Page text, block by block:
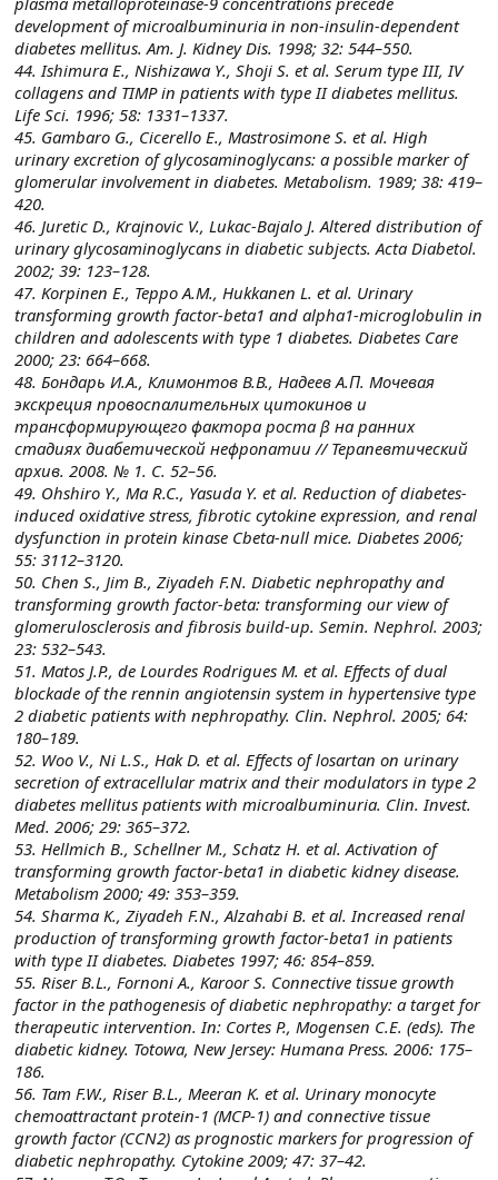
development of microalbuminuria in non-insulin-dependent
diabetes mellitus. Am. J. Kidney Dis. 1998; 32: 544–550.
44. Ishimura E., Nishizawa Y., Shoji S. et al. Serum type III, IV
collagens and TIMP in patients with type II diabetes mellitus.
Life Sci. 1996; 58: 1331–1337.
45. Gambaro G., Cicerello E., Mastrosimone S. et al. High
urinary excretion of glycosaminoglycans: a possible marker of
glomerular involvement in diabetes. Metabolism. 1989; 38: 419–
420.
46. Juretic D., Krajnovic V., Lukac-Bajalo J. Altered distribution of
urinary glycosaminoglycans in diabetic subjects. Acta Diabetol.
2002; 39: 123–128.
47. Korpinen E., Teppo A.M., Hukkanen L. et al. Urinary
transforming growth factor-beta1 and alpha1-microglobulin in
children and adolescents with type 1 diabetes. Diabetes Care
2000; 23: 664–668.
48. Бондарь И.А., Климонтов В.В., Надeев А.П. Мочевая
экскреция провоспалительных цитокинов и
трансформирующего фактора роста β на ранних
стадиях диабетической нефропатии // Терапевтический
архив. 2008. № 1. С. 52–56.
49. Ohshiro Y., Ma R.C., Yasuda Y. et al. Reduction of diabetes-
induced oxidative stress, fibrotic cytokine expression, and renal
dysfunction in protein kinase Cbeta-null mice. Diabetes 2006;
55: 3112–3120.
50. Chen S., Jim B., Ziyadeh F.N. Diabetic nephropathy and
transforming growth factor-beta: transforming our view of
glomerulosclerosis and fibrosis build-up. Semin. Nephrol. 2003;
23: 532–543.
51. Matos J.P., de Lourdes Rodrigues M. et al. Effects of dual
blockade of the rennin angiotensin system in hypertensive type
2 diabetic patients with nephropathy. Clin. Nephrol. 2005; 64:
180–189.
52. Woo V., Ni L.S., Hak D. et al. Effects of losartan on urinary
secretion of extracellular matrix and their modulators in type 2
diabetes mellitus patients with microalbuminuria. Clin. Invest.
Med. 2006; 29: 365–372.
53. Hellmich B., Schellner M., Schatz H. et al. Activation of
transforming growth factor-beta1 in diabetic kidney disease.
Metabolism 2000; 49: 353–359.
54. Sharma K., Ziyadeh F.N., Alzahabi B. et al. Increased renal
production of transforming growth factor-beta1 in patients
with type II diabetes. Diabetes 1997; 46: 854–859.
55. Riser B.L., Fornoni A., Karoor S. Connective tissue growth
factor in the pathogenesis of diabetic nephropathy: a target for
therapeutic intervention. In: Cortes P., Mogensen C.E. (eds). The
diabetic kidney. Totowa, New Jersey: Humana Press. 2006: 175–
186.
56. Tam F.W., Riser B.L., Meeran K. et al. Urinary monocyte
chemoattractant protein-1 (MCP-1) and connective tissue
growth factor (CCN2) as prognostic markers for progression of
diabetic nephropathy. Cytokine 2009; 47: 37–42.